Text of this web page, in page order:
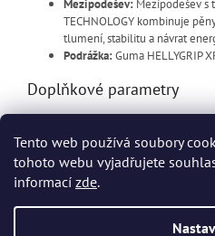
Tento web používá soubory
tohoto webu vyjadřujete
informací zde.
Mezipodešev: Mezipodešev s
TECHNOLOGY kombinuje
tlumení, stabilitu a návrat
Podrážka:Guma HELLYGRIP
Doplňkové parametry
EAN : Zvolte variantu